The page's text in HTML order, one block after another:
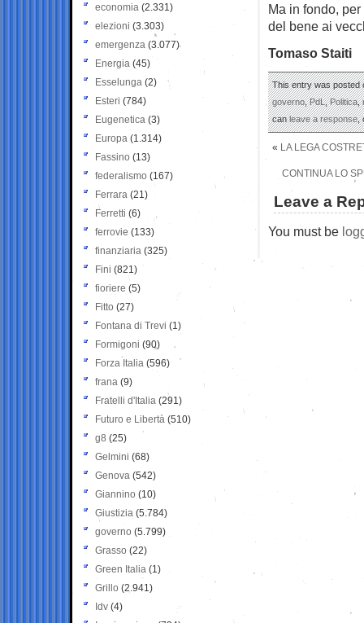
Ma in fondo,
del bene ai
Tomaso Staiti
This entry was posted
governo,PdL,Politica,
canleave a response,
« LA LEGA
CONTINUA LO
Leave a
You must be
economia (2.331)
elezioni (3.303)
emergenza (3.077)
Energia (45)
Esselunga (2)
Esteri (784)
Eugenetica (3)
Europa (1.314)
Fassino (13)
federalismo (167)
Ferrara (21)
Ferretti (6)
ferrovie (133)
finanziaria (325)
Fini (821)
fioriere (5)
Fitto (27)
Fontana di Trevi (1)
Formigoni (90)
Forza Italia (596)
frana (9)
Fratelli d'Italia (291)
Futuro e Libertà (510)
g8 (25)
Gelmini (68)
Genova (542)
Giannino (10)
Giustizia (5.784)
governo (5.799)
Grasso (22)
Green Italia (1)
Grillo (2.941)
Idv (4)